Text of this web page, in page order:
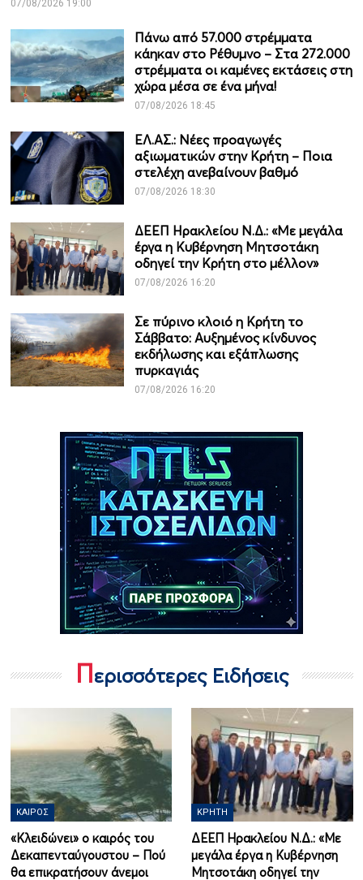
07/08/2026 19:00
Πάνω από 57.000 στρέμματα
κάηκαν στο Ρέθυμνο – Στα 272.000
στρέμματα οι καμένες εκτάσεις στη
χώρα μέσα σε ένα μήνα!
07/08/2026 18:45
ΕΛ.ΑΣ.: Νέες προαγωγές
αξιωματικών στην Κρήτη – Ποια
στελέχη ανεβαίνουν βαθμό
07/08/2026 18:30
ΔΕΕΠ Ηρακλείου Ν.Δ.: «Με μεγάλα
έργα η Κυβέρνηση Μητσοτάκη
οδηγεί την Κρήτη στο μέλλον»
07/08/2026 16:20
Σε πύρινο κλοιό η Κρήτη το
Σάββατο: Αυξημένος κίνδυνος
εκδήλωσης και εξάπλωσης
πυρκαγιάς
07/08/2026 16:20
Περισσότερες Ειδήσεις
ΚΑΙΡΌΣ
«Κλειδώνει» ο καιρός του
Δεκαπενταύγουστου – Πού
θα επικρατήσουν άνεμοι
ΚΡΉΤΗ
ΔΕΕΠ Ηρακλείου Ν.Δ.: «Με
μεγάλα έργα η Κυβέρνηση
Μητσοτάκη οδηγεί την